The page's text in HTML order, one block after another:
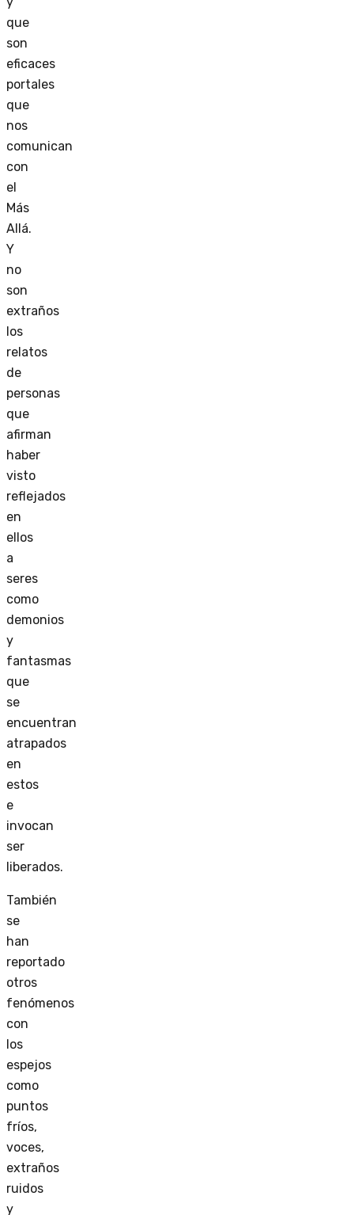
que
son
eficaces
portales
que
nos
comunican
con
el
Más
Allá.
Y
no
son
extraños
los
relatos
de
personas
que
afirman
haber
visto
reflejados
en
ellos
a
seres
como
demonios
y
fantasmas
que
se
encuentran
atrapados
en
estos
e
invocan
ser
liberados.
También
se
han
reportado
otros
fenómenos
con
los
espejos
como
puntos
fríos,
voces,
extraños
ruidos
y